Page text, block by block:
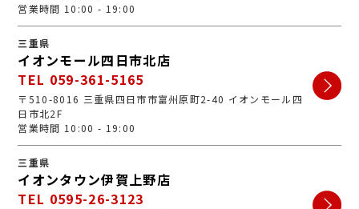
営業時間 10:00 - 19:00
三重県
イオンモール四日市北店
TEL 059-361-5165
〒510-8016 三重県四日市市富州原町2-40 イオンモール四
日市北2F
営業時間 10:00 - 19:00
三重県
イオンタウン伊賀上野店
TEL 0595-26-3123